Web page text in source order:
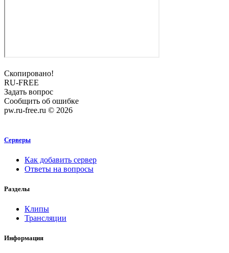
Скопировано!
RU-FREE
Задать вопрос
Сообщить об ошибке
pw.ru-free.ru © 2026
Серверы
Как добавить сервер
Ответы на вопросы
Разделы
Клипы
Трансляции
Информация